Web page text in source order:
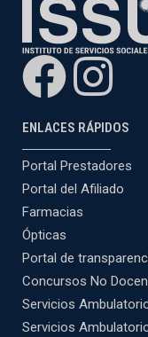
ENLACES RÁPIDOS
Portal Prestadores
Portal del Afiliado
Farmacias
Ópticas
Portal de
Concursos No
Servicios
Servicios